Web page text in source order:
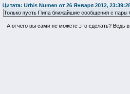
Цитата: Urbis Numen от 26 Января 2012,
Только пусть Пипа ближайшие сообщения с пары
А отчего вы сами не можете это сделать? Ведь